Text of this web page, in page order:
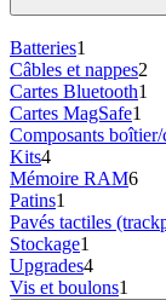
Batteries1
Câbles et nappes2
Cartes Bluetooth1
Cartes MagSafe1
Composants boîtier/
Kits4
Mémoire RAM6
Patins1
Pavés tactiles
Stockage1
Upgrades4
Vis et boulons1